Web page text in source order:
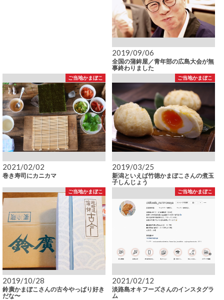
2019/09/06
全国の蒲鉾屋／青年部の広島大会が無
事終わりました
ご当地かまぼこ
2021/02/02
巻き寿司にカニカマ
ご当地かまぼこ
2019/03/25
新潟といえば竹徳かまぼこさんの煮玉
子しんじょう
ご当地かまぼこ
2019/10/28
鈴廣かまぼこさんの古今やっぱり好き
だな〜
ご当地かまぼこ
2021/02/12
淡路島オキフーズさんのインスタグラ
ム